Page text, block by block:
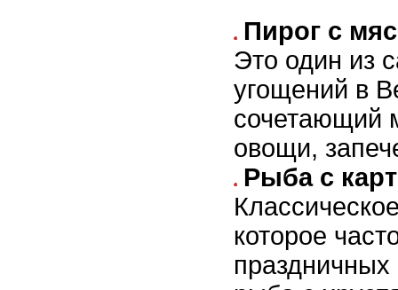
Пирог с
Это один из
угощений в
сочетающий
овощи,
Рыба с
которое